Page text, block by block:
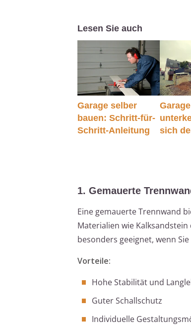
Lesen Sie auch
Garage selber
bauen: Schritt-für-
Schritt-Anleitung
Garage
sich
1. Gemauerte
Eine gemauerte Trennwand
Materialien wie
besonders geeignet, wenn
Vorteile:
Hohe Stabilität und
Guter Schallschutz
Individuelle